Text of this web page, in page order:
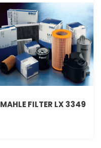
MAHLE FILTER LX 3349